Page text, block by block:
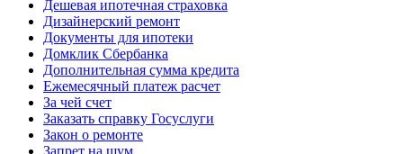
Дешевая ипотечная страховка
Дизайнерский ремонт
Документы для ипотеки
Домклик Сбербанка
Дополнительная сумма кредита
Ежемесячный платеж расчет
За чей счет
Заказать справку Госуслуги
Закон о ремонте
Запрет на шум